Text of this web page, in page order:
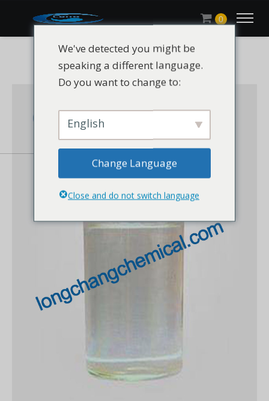
0
We've detected you might be
speaking a different language.
Do you want to change to:
English
Change Language
Close and do not switch language